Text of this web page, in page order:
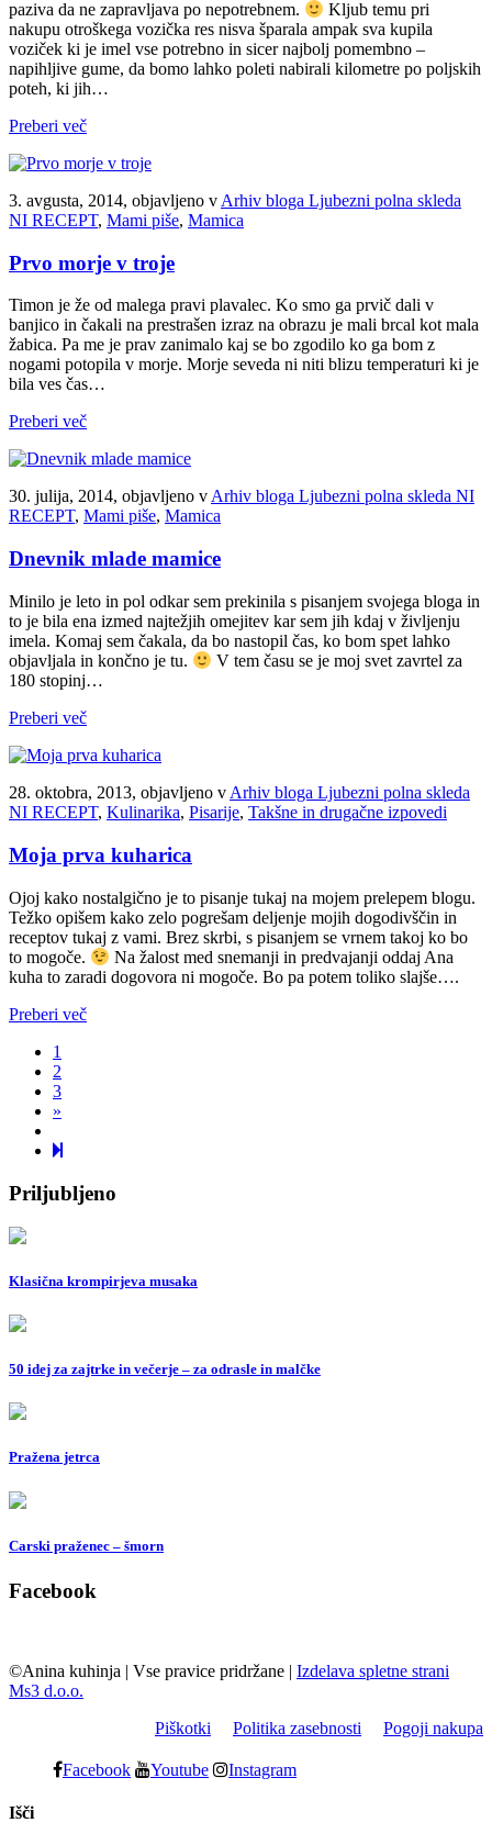
paziva da ne zapravljava po nepotrebnem.
Kljub temu pri
nakupu otroškega vozička res nisva šparala ampak sva kupila
voziček ki je imel vse potrebno in sicer najbolj pomembno –
napihljive gume, da bomo lahko poleti nabirali kilometre po poljskih
poteh, ki jih…
Preberi več
3. avgusta, 2014, objavljeno v Arhiv bloga Ljubezni polna skleda
NI RECEPT, Mami piše, Mamica
Prvo morje v troje
Timon je že od malega pravi plavalec. Ko smo ga prvič dali v
banjico in čakali na prestrašen izraz na obrazu je mali brcal kot mala
žabica. Pa me je prav zanimalo kaj se bo zgodilo ko ga bom z
nogami potopila v morje. Morje seveda ni niti blizu temperaturi ki je
bila ves čas…
Preberi več
30. julija, 2014, objavljeno vArhiv bloga Ljubezni polna skleda NI
RECEPT, Mami piše, Mamica
Dnevnik mlade mamice
Minilo je leto in pol odkar sem prekinila s pisanjem svojega bloga in
to je bila ena izmed najtežjih omejitev kar sem jih kdaj v življenju
imela. Komaj sem čakala, da bo nastopil čas, ko bom spet lahko
objavljala in končno je tu.
V tem času se je moj svet zavrtel za
180 stopinj…
Preberi več
28. oktobra, 2013, objavljeno v Arhiv bloga Ljubezni polna skleda
NI RECEPT, Kulinarika, Pisarije, Takšne in drugačne izpovedi
Moja prva kuharica
Ojoj kako nostalgično je to pisanje tukaj na mojem prelepem blogu.
Težko opišem kako zelo pogrešam deljenje mojih dogodivščin in
receptov tukaj z vami. Brez skrbi, s pisanjem se vrnem takoj ko bo
to mogoče.
Na žalost med snemanji in predvajanji oddaj Ana
kuha to zaradi dogovora ni mogoče. Bo pa potem toliko slajše….
Preberi več
1
2
3
»
8
Priljubljeno
Klasična krompirjeva musaka
50 idej za zajtrke in večerje – za odrasle in malčke
Pražena jetrca
Carski praženec – šmorn
Facebook
©Anina kuhinja | Vse pravice pridržane | Izdelava spletne strani
Ms3 d.o.o.
Piškotki
Politika zasebnosti Pogoji nakupa
Facebook Youtube Instagram
Išči